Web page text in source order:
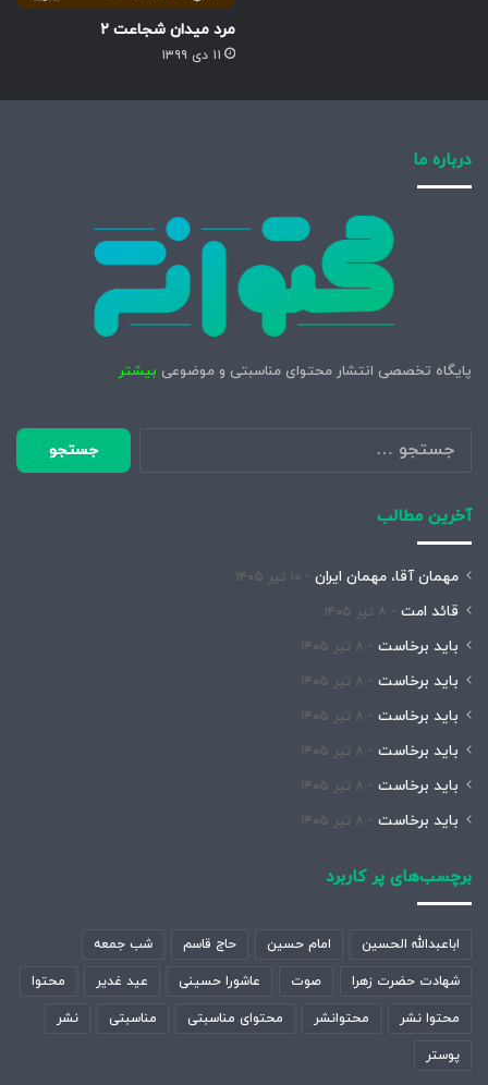
مرد میدان شجاعت ۲
۱۱ دی ۱۳۹۹
درباره ما
پایگاه تخصصی انتشار محتوای مناسبتی و موضوعی بیشتر
جستجو
برای:
آخرین مطالب
مهمان آقا، مهمان ایران ۱۰ تیر ۱۴۰۵
قائد امت ۸ تیر ۱۴۰۵
باید برخاست ۸ تیر ۱۴۰۵
باید برخاست ۸ تیر ۱۴۰۵
باید برخاست ۸ تیر ۱۴۰۵
باید برخاست ۸ تیر ۱۴۰۵
باید برخاست ۸ تیر ۱۴۰۵
باید برخاست ۸ تیر ۱۴۰۵
برچسب‌های پر کاربرد
اباعبدالله الحسین امام حسین حاج قاسم شب جمعه
شهادت حضرت زهرا صوت عاشورا حسینی عید غدیر محتوا
محتوا نشر محتوانشر محتوای مناسبتی مناسبتی نشر
پوستر